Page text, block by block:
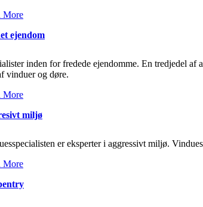
More
ejendom
inden for fredede ejendomme. En tredjedel
vinduer og døre.
More
miljø
er eksperter i aggressivt miljø.
More